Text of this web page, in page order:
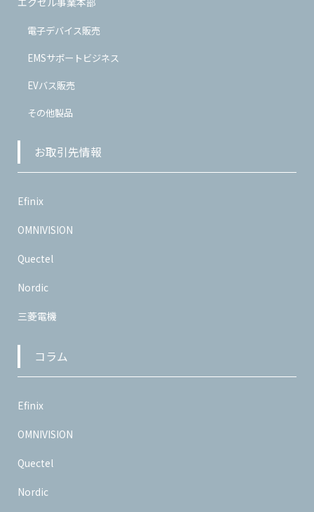
電子デバイス販売
EMSサポートビジネス
EVバス販売
その他製品
お取引先情報
Efinix
OMNIVISION
Quectel
Nordic
三菱電機
コラム
Efinix
OMNIVISION
Quectel
Nordic